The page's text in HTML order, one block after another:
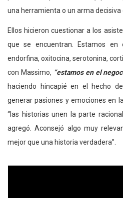
una herramienta o un arma decisiva
Ellos hicieron cuestionar a los
que se encuentran. Estamos en
endorfina, oxitocina, serotonina,
con Massimo, “estamos en el
haciendo hincapié en el hecho
generar pasiones y emociones en
“las historias unen la parte
agregó. Aconsejó algo muy
mejor que una historia verdadera”.